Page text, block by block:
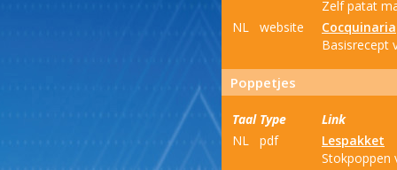
Zelf patat
NL
website
Cocquinaria
Basisrecept
Poppetjes
Taal Type
Link
NL
pdf
Lespakket
Stokpoppen